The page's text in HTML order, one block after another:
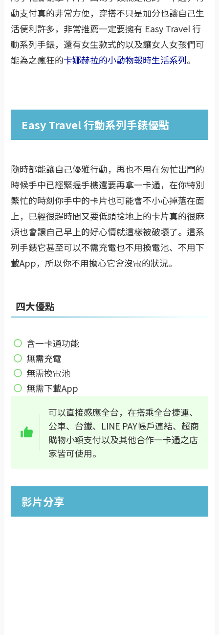
動支付真的非常方便，穿搭不只是加分也讓自己生
活便利許多，非常推薦一定要擁有 Easy Travel 行
動系列手錶，還有女生款式的以及讓女人女孩們可
能為之瘋狂的卡娜赫拉的小動物報時生活系列。
Easy Travel 行動系列手錶優點
隨時都能讓自己優雅行動，再也不用在匆忙出門的
時候手中已經緊握手機還要再拿一卡通，在你特別
繁忙的時刻你手中的卡片也可能會不小心掉落在面
上，已經很趕時間又要低頭撿地上的卡片真的很麻
煩也會讓自己早上的好心情就這樣被破壞了。這系
列手錶它甚至可以不需充電也不用換電池、不用下
載App，所以你不用擔心它會沒電的狀況。
四大優點
含一卡通功能
無需充電
無需換電池
無需下載App
可以直接感應全台，在搭乘全台捷運、
公車、台鐵、LINE PAY帳戶連結、超商
購物小額支付以及其他合作一卡通之店
家皆可使用。
影片分享